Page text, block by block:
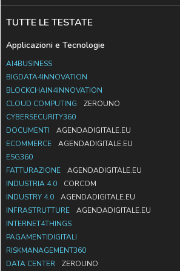
TUTTE LE TESTATE
Applicazioni e Tecnologie
AI4BUSINESS
BIGDATA4INNOVATION
BLOCKCHAIN4INNOVATION
CLOUD COMPUTING
ZEROUNO
CYBERSECURITY360
DOCUMENTI
AGENDADIGITALE.EU
ECOMMERCE
AGENDADIGITALE.EU
ESG360
FATTURAZIONE
AGENDADIGITALE.EU
INDUSTRIA 4.0
CORCOM
INDUSTRY 4.0
AGENDADIGITALE.EU
INFRASTRUTTURE
AGENDADIGITALE.EU
INTERNET4THINGS
PAGAMENTIDIGITALI
RISKMANAGEMENT360
DATA CENTER
ZEROUNO